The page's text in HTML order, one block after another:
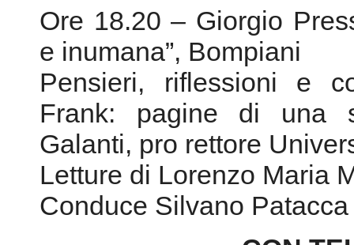
Galanti, pro rettore
Letture di Lorenzo Maria
Conduce Silvano
CON
“Libro:
In
MARZO